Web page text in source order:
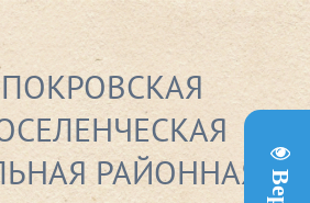
ПОКРОВСКАЯ
РАЙОННАЯ